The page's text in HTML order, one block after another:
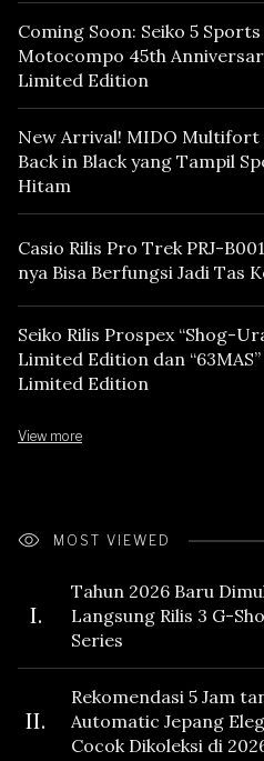
Coming Soon: Seiko 5
Motocompo 45th
Limited Edition
New Arrival! MIDO Multifort
Back in Black yang Tampil
Hitam
Casio Rilis Pro Trek PRJ-
nya Bisa Berfungsi Jadi Tas
Seiko Rilis Prospex “Shog-
Limited Edition dan
Limited Edition
View more
MOST VIEWED
I.
Tahun 2026 Baru
Langsung Rilis 3 G-
Series
II.
Rekomendasi 5 Jam
Automatic Jepang
Cocok Dikoleksi di